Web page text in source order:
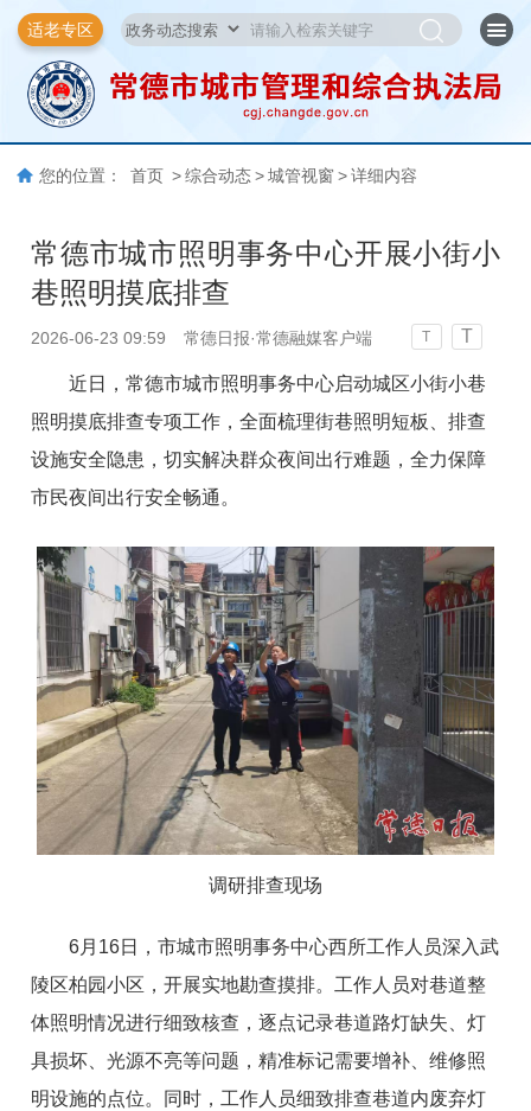
适老专区
您的位置： 首页 > 综合动态 > 城管视窗 > 详细内容
常德市城市照明事务中心开展小街小
巷照明摸底排查
2026-06-23 09:59 常德日报·常德融媒客户端 T T
近日，常德市城市照明事务中心启动城区小街小巷
照明摸底排查专项工作，全面梳理街巷照明短板、排查
设施安全隐患，切实解决群众夜间出行难题，全力保障
市民夜间出行安全畅通。
调研排查现场
6月16日，市城市照明事务中心西所工作人员深入武
陵区柏园小区，开展实地勘查摸排。工作人员对巷道整
体照明情况进行细致核查，逐点记录巷道路灯缺失、灯
具损坏、光源不亮等问题，精准标记需要增补、维修照
明设施的点位。同时，工作人员细致排查巷道内废弃灯